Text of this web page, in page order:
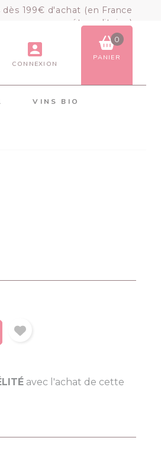
199€ d'achat (en France
métropolitaine)
CONNEXION
0
PANIER
COMMANDER
VINS BIO
avec l'achat de cette